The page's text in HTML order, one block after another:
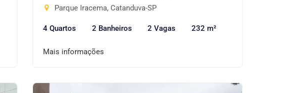
Parque Iracema, Catanduva-SP
4 Quartos 2 Banheiros 2 Vagas 232 m²
Mais informações